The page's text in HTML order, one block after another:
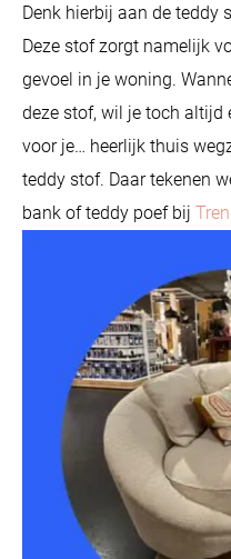
Denk hierbij aan de teddy
Deze stof zorgt namelijk
gevoel in je woning.
deze stof, wil je toch altijd
voor je… heerlijk thuis
teddy stof. Daar tekenen
bank of teddy poef bij